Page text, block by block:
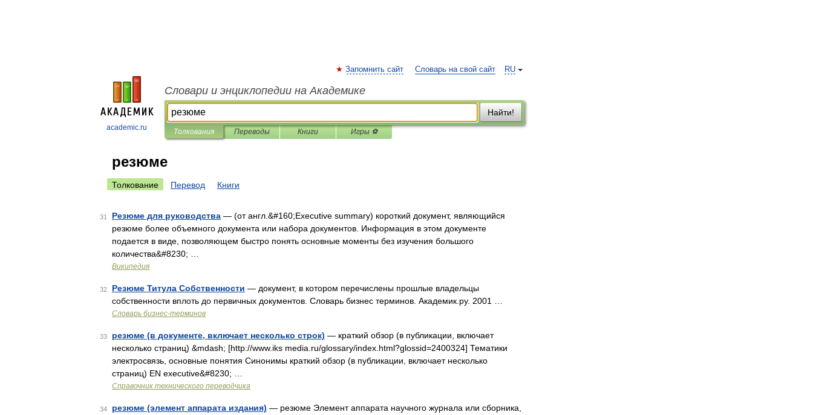
academic.ru
RU
Запомнить сайт Словарь на свой сайт
Словари и энциклопедии на Академике
Найти!
Толкования Переводы Книги Игры ⚽
резюме
Толкование Перевод Книги
31 Резюме для руководства — (от англ.&#160;Executive summary) короткий документ, являющийся
резюме более объемного документа или набора документов. Информация в этом документе
подается в виде, позволяющем быстро понять основные моменты без изучения большого
количества&#8230; …
Википедия
32 Резюме Титула Собственности — документ, в котором перечислены прошлые владельцы
собственности вплоть до первичных документов. Словарь бизнес терминов. Академик.ру. 2001 …
Словарь бизнес-терминов
33 резюме (в документе, включает несколько строк) — краткий обзор (в публикации, включает
несколько страниц) &mdash; [http://www.iks media.ru/glossary/index.html?glossid=2400324] Тематики
электросвязь, основные понятия Синонимы краткий обзор (в публикации, включает несколько
страниц) EN executive&#8230; …
Справочник технического переводчика
34 резюме (элемент аппарата издания) — резюме Элемент аппарата научного журнала или сборника,